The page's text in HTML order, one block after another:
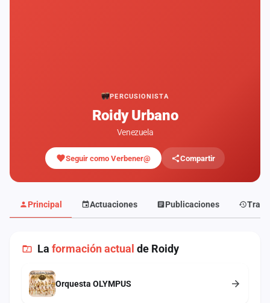
PERCUSIONISTA
Roidy Urbano
Venezuela
Seguir como Verbener@ Compartir
Principal Actuaciones Publicaciones
La formación actual de Roidy
Orquesta OLYMPUS
Anuncios
sesión
Crear
cuenta